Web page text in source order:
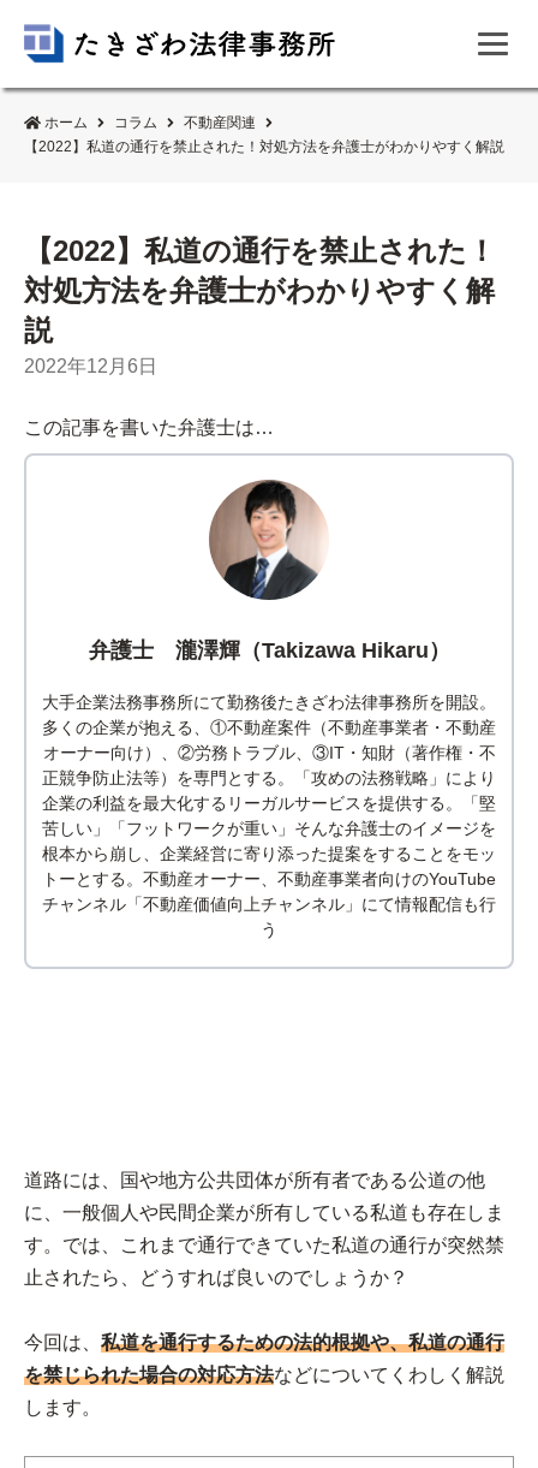
ホーム コラム
不動産関連
【2022】私道の通行を禁止された！対処方法を弁護士がわかりやすく解説
【2022】私道の通行を禁止された！
対処方法を弁護士がわかりやすく解
説
2022年12月6日
この記事を書いた弁護士は…
弁護士 瀧澤輝（Takizawa Hikaru）
大手企業法務事務所にて勤務後たきざわ法律事務所を開設。
多くの企業が抱える、①不動産案件（不動産事業者・不動産
オーナー向け）、②労務トラブル、③IT・知財（著作権・不
正競争防止法等）を専門とする。「攻めの法務戦略」により
企業の利益を最大化するリーガルサービスを提供する。「堅
苦しい」「フットワークが重い」そんな弁護士のイメージを
根本から崩し、企業経営に寄り添った提案をすることをモッ
トーとする。不動産オーナー、不動産事業者向けのYouTube
チャンネル「不動産価値向上チャンネル」にて情報配信も行
う
道路には、国や地方公共団体が所有者である公道の他
に、一般個人や民間企業が所有している私道も存在しま
す。では、これまで通行できていた私道の通行が突然禁
止されたら、どうすれば良いのでしょうか？
今回は、 私道を通行するための法的根拠や、私道の通行
を禁じられた場合の対応方法などについてくわしく解説
します。